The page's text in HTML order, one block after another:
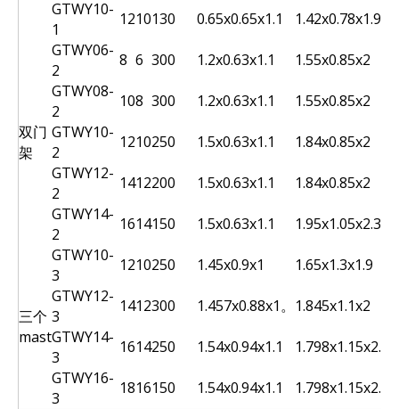
GTWY10-
1
1210130 0.65x0.65x1.1 1.42x0.78x1.97
双门
架
GTWY06-
2
8 6 300 1.2x0.63x1.1 1.55x0.85x2
GTWY08-
2
108 300 1.2x0.63x1.1 1.55x0.85x2
GTWY10-
2
1210250 1.5x0.63x1.1 1.84x0.85x2
GTWY12-
2
1412200 1.5x0.63x1.1 1.84x0.85x2
GTWY14-
2
1614150 1.5x0.63x1.1 1.95x1.05x2.35
三个
mast
GTWY10-
3
1210250 1.45x0.9x1 1.65x1.3x1.9
GTWY12-
3
1412300 1.457x0.88x1。 1.845x1.1x2
GTWY14-
3
1614250 1.54x0.94x1.1 1.798x1.15x2.37
GTWY16-
3
1816150 1.54x0.94x1.1 1.798x1.15x2.37